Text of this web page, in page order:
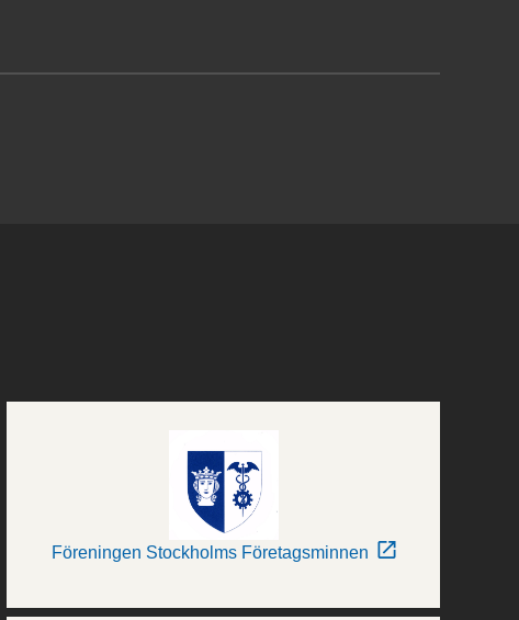
Föreningen Stockholms Företagsminnen